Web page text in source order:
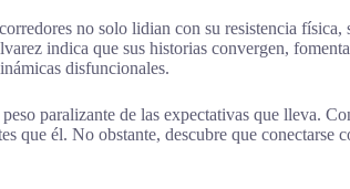
no solo lidian con su resistencia
indica que sus historias convergen,
disfuncionales.
paralizante de las expectativas que lleva.
que él. No obstante, descubre que